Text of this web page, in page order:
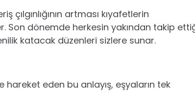
çılgınlığının artması kıyafetlerin
Son dönemde herkesin yakından takip
katacak düzenleri sizlere sunar.
eden bu anlayış, eşyaların tek